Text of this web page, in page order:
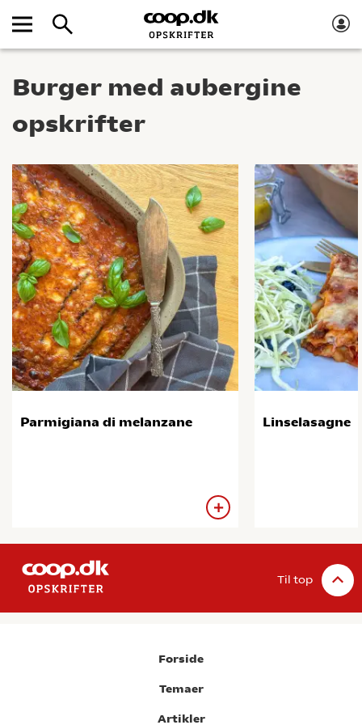
Burger med aubergine
opskrifter
Parmigiana di melanzane Linselasagne
Til top
Forside
Temaer
Artikler